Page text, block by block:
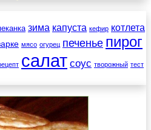
зима капуста кефир котлета
мясо огурец печенье пирог
салат соус творожный тест